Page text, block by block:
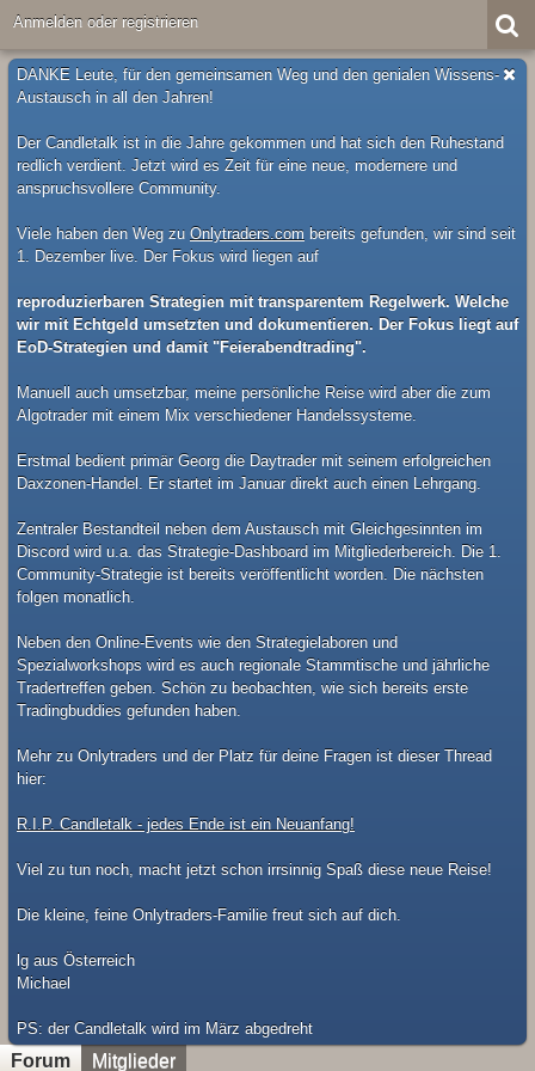
Anmelden oder registrieren
DANKE Leute, für den gemeinsamen Weg und den genialen Wissens-
Austausch in all den Jahren!
Der Candletalk ist in die Jahre gekommen und hat sich den Ruhestand
redlich verdient. Jetzt wird es Zeit für eine neue, modernere und
anspruchsvollere Community.
Viele haben den Weg zu Onlytraders.com bereits gefunden, wir sind seit
1. Dezember live. Der Fokus wird liegen auf
reproduzierbaren Strategien mit transparentem Regelwerk. Welche
wir mit Echtgeld umsetzten und dokumentieren. Der Fokus liegt auf
EoD-Strategien und damit "Feierabendtrading".
Manuell auch umsetzbar, meine persönliche Reise wird aber die zum
Algotrader mit einem Mix verschiedener Handelssysteme.
Erstmal bedient primär Georg die Daytrader mit seinem erfolgreichen
Daxzonen-Handel. Er startet im Januar direkt auch einen Lehrgang.
Zentraler Bestandteil neben dem Austausch mit Gleichgesinnten im
Discord wird u.a. das Strategie-Dashboard im Mitgliederbereich. Die 1.
Community-Strategie ist bereits veröffentlicht worden. Die nächsten
folgen monatlich.
Neben den Online-Events wie den Strategielaboren und
Spezialworkshops wird es auch regionale Stammtische und jährliche
Tradertreffen geben. Schön zu beobachten, wie sich bereits erste
Tradingbuddies gefunden haben.
Mehr zu Onlytraders und der Platz für deine Fragen ist dieser Thread
hier:
R.I.P. Candletalk - jedes Ende ist ein Neuanfang!
Viel zu tun noch, macht jetzt schon irrsinnig Spaß diese neue Reise!
Die kleine, feine Onlytraders-Familie freut sich auf dich.
lg aus Österreich
Michael
​PS: der Candletalk wird im März abgedreht
Forum Mitglieder